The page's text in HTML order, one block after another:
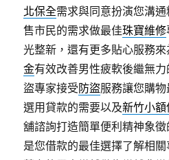
北保全需求與同意扮演您溝
售市民的需求做最佳珠寶維修
光整新，還有更多貼心服務
金有效改善男性疲軟後繼無
盜專家接受防盜服務讓您購
選用貸款的需要以及新竹小
舖諮詢打造簡單便利精神象
是您借款的最佳選擇了解相